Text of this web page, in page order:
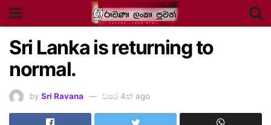
Sri Lanka is returning to
normal.
by Sri Ravana වසර 4ක් ago